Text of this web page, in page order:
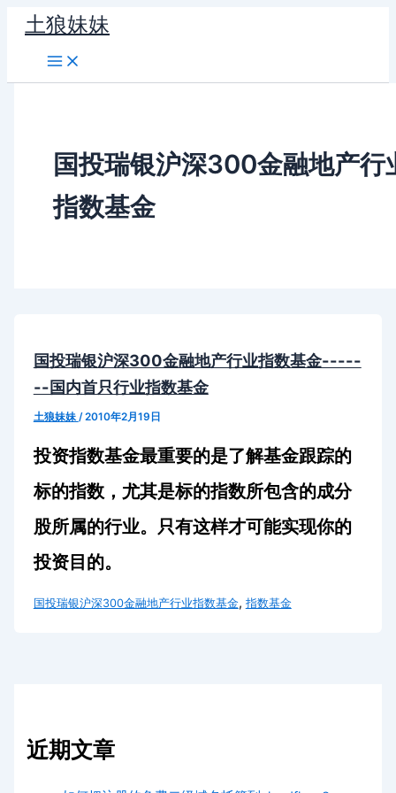
容
土狼妹妹
国投瑞银沪深300金融地产行
指数基金
国投瑞银沪深300金融地产行业指数基金-----
--国内首只行业指数基金
土狼妹妹 /2010年2月19日
投资指数基金最重要的是了解基金跟踪的
标的指数，尤其是标的指数所包含的成分
股所属的行业。只有这样才可能实现你的
投资目的。
国投瑞银沪深300金融地产行业指数基金, 指数基金
近期文章